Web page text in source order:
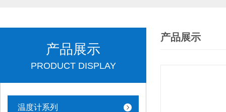
产品展示
PRODUCT DISPLAY
温度计系列
产品展示